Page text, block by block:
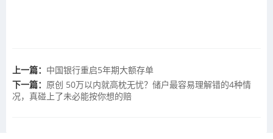
上一篇： 中国银行重启5年期大额存单
下一篇： 原创 50万以内就高枕无忧？储户最容易理解错的4种情
况，真碰上了未必能按你想的赔